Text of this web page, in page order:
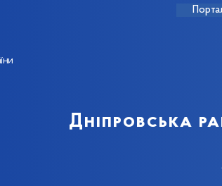
Дніпровська